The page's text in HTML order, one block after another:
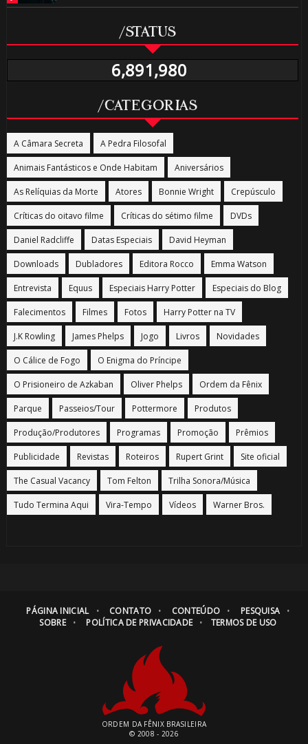
/STATUS
6,891,980
/CATEGORIAS
A Câmara Secreta A Pedra Filosofal
Animais Fantásticos e Onde Habitam Aniversários
As Relíquias da Morte Atores Bonnie Wright Crepúsculo
Críticas do oitavo filme Críticas do sétimo filme DVDs
Daniel Radcliffe Datas Especiais David Heyman
Downloads Dubladores Editora Rocco Emma Watson
Entrevista Equus Especiais Harry Potter Especiais do Blog
Falecimentos Filmes Fotos Harry Potter na TV
J.K Rowling James Phelps Jogo Livros Novidades
O Cálice de Fogo O Enigma do Príncipe
O Prisioneiro de Azkaban Oliver Phelps Ordem da Fênix
Parque Passeios/Tour Pottermore Produtos
Produção/Produtores Programas Promoção Prêmios
Publicidade Revistas Roteiros Rupert Grint Site oficial
The Casual Vacancy Tom Felton Trilha Sonora/Música
Tudo Termina Aqui Vira-Tempo Vídeos Warner Bros.
PÁGINA INICIAL CONTATO CONTEÚDO
PESQUISA
SOBRE
POLÍTICA DE PRIVACIDADE TERMOS DE USO
ORDEM DA FÊNIX BRASILEIRA
© 2008 - 2026